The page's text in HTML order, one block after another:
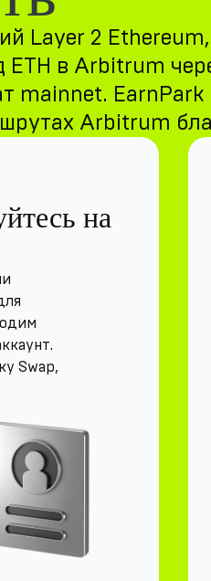
Layer 2 Ethereum,
ETH в Arbitrum
mainnet.
Arbitrum
на
Swap,